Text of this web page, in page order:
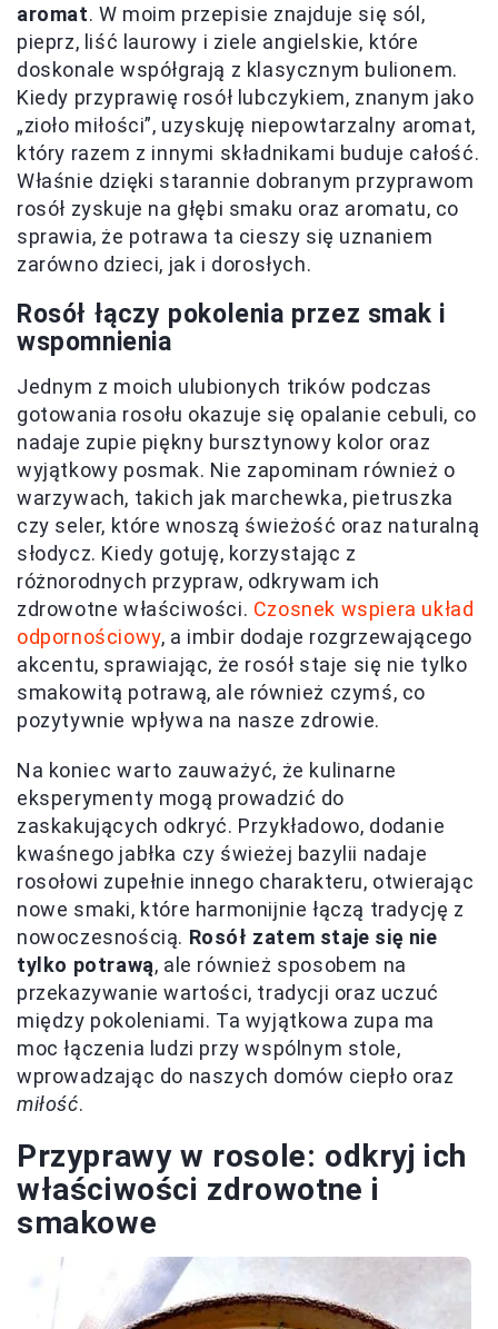
aromat. W moim przepisie znajduje się sól,
pieprz, liść laurowy i ziele angielskie, które
doskonale współgrają z klasycznym bulionem.
Kiedy przyprawię rosół lubczykiem, znanym jako
„zioło miłości”, uzyskuję niepowtarzalny aromat,
który razem z innymi składnikami buduje całość.
Właśnie dzięki starannie dobranym przyprawom
rosół zyskuje na głębi smaku oraz aromatu, co
sprawia, że potrawa ta cieszy się uznaniem
zarówno dzieci, jak i dorosłych.
Rosół łączy pokolenia przez smak i
wspomnienia
Jednym z moich ulubionych trików podczas
gotowania rosołu okazuje się opalanie cebuli, co
nadaje zupie piękny bursztynowy kolor oraz
wyjątkowy posmak. Nie zapominam również o
warzywach, takich jak marchewka, pietruszka
czy seler, które wnoszą świeżość oraz naturalną
słodycz. Kiedy gotuję, korzystając z
różnorodnych przypraw, odkrywam ich
zdrowotne właściwości. Czosnek wspiera układ
odpornościowy, a imbir dodaje rozgrzewającego
akcentu, sprawiając, że rosół staje się nie tylko
smakowitą potrawą, ale również czymś, co
pozytywnie wpływa na nasze zdrowie.
Na koniec warto zauważyć, że kulinarne
eksperymenty mogą prowadzić do
zaskakujących odkryć. Przykładowo, dodanie
kwaśnego jabłka czy świeżej bazylii nadaje
rosołowi zupełnie innego charakteru, otwierając
nowe smaki, które harmonijnie łączą tradycję z
nowoczesnością. Rosół zatem staje się nie
tylko potrawą, ale również sposobem na
przekazywanie wartości, tradycji oraz uczuć
między pokoleniami. Ta wyjątkowa zupa ma
moc łączenia ludzi przy wspólnym stole,
wprowadzając do naszych domów ciepło oraz
miłość.
Przyprawy w rosole: odkryj ich
właściwości zdrowotne i
smakowe